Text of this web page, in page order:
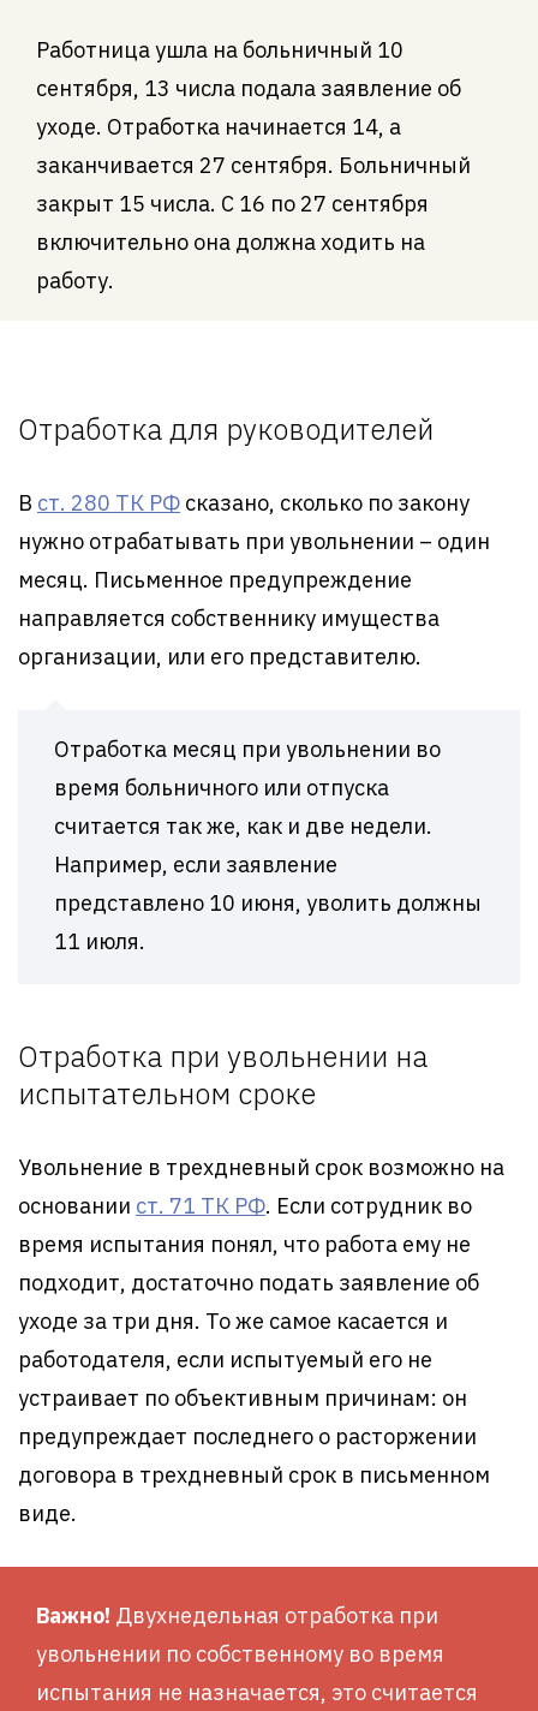
Работница ушла на больничный 10
сентября, 13 числа подала заявление об
уходе. Отработка начинается 14, а
заканчивается 27 сентября. Больничный
закрыт 15 числа. С 16 по 27 сентября
включительно она должна ходить на
работу.
Отработка для руководителей
В ст. 280 ТК РФ сказано, сколько по закону
нужно отрабатывать при увольнении – один
месяц. Письменное предупреждение
направляется собственнику имущества
организации, или его представителю.
Отработка месяц при увольнении во
время больничного или отпуска
считается так же, как и две недели.
Например, если заявление
представлено 10 июня, уволить должны
11 июля.
Отработка при увольнении на
испытательном сроке
Увольнение в трехдневный срок возможно на
основании ст. 71 ТК РФ. Если сотрудник во
время испытания понял, что работа ему не
подходит, достаточно подать заявление об
уходе за три дня. То же самое касается и
работодателя, если испытуемый его не
устраивает по объективным причинам: он
предупреждает последнего о расторжении
договора в трехдневный срок в письменном
виде.
Важно! Двухнедельная отработка при
увольнении по собственному во время
испытания не назначается, это считается